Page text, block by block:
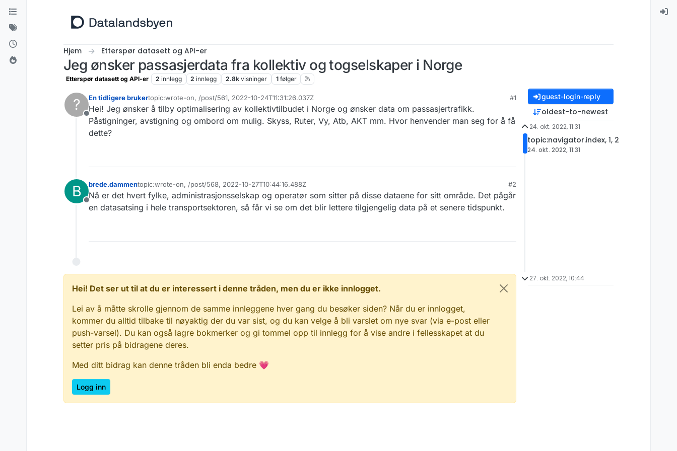
Hopp til innhold
Hjem Etterspør datasett og API-er
Jeg ønsker passasjerdata fra kollektiv og togselskaper i Norge
Etterspør datasett og API-er 2 innlegg 2 innlegg 2.8k visninger 1 følger
?
Frakoblet
En tidligere brukertopic:wrote-on, /post/561, 2022-10-24T11:31:26.037Z
Sist endret av
#1
Hei! Jeg ønsker å tilby optimalisering av kollektivtilbudet i Norge og ønsker data om passasjertrafikk.
Påstigninger, avstigning og ombord om mulig. Skyss, Ruter, Vy, Atb, AKT mm. Hvor henvender man seg for å få
dette?
B
Frakoblet
brede.dammentopic:wrote-on, /post/568, 2022-10-27T10:44:16.488Z
Sist endret av
#2
Nå er det hvert fylke, administrasjonsselskap og operatør som sitter på disse dataene for sitt område. Det pågår
en datasatsing i hele transportsektoren, så får vi se om det blir lettere tilgjengelig data på et senere tidspunkt.
Hei! Det ser ut til at du er interessert i denne tråden, men du er ikke innlogget.
Lei av å måtte skrolle gjennom de samme innleggene hver gang du besøker siden? Når du er innlogget,
kommer du alltid tilbake til nøyaktig der du var sist, og du kan velge å bli varslet om nye svar (via e-post eller
push-varsel). Du kan også lagre bokmerker og gi tommel opp til innlegg for å vise andre i fellesskapet at du
setter pris på bidragene deres.
Med ditt bidrag kan denne tråden bli enda bedre 💗
Logg inn
guest-login-reply
oldest-to-newest
24. okt. 2022, 11:31
topic:navigator.index, 1, 2
24. okt. 2022, 11:31
27. okt. 2022, 10:44